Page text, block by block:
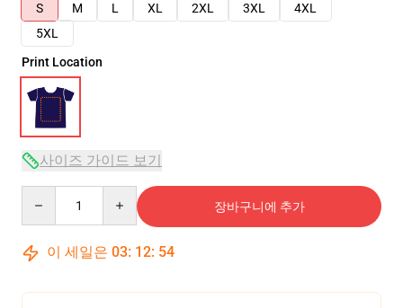
S
M L XL 2XL 3XL
4XL
5XL
Print Location
사이즈 가이드 보기
장바구니에 추가
이 세일은 03: 12: 53